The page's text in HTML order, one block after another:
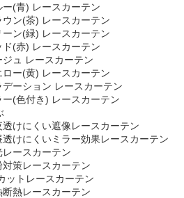
ー(青) レースカーテン
ウン(茶) レースカーテン
ーン(緑) レースカーテン
ド(赤) レースカーテン
ジュ レースカーテン
ロー(黄) レースカーテン
デーション レースカーテン
ー(色付き) レースカーテン
透けにくい遮像レースカーテン
透けにくいミラー効果レースカーテン
レースカーテン
対策レースカーテン
ットレースカーテン
断熱レースカーテン